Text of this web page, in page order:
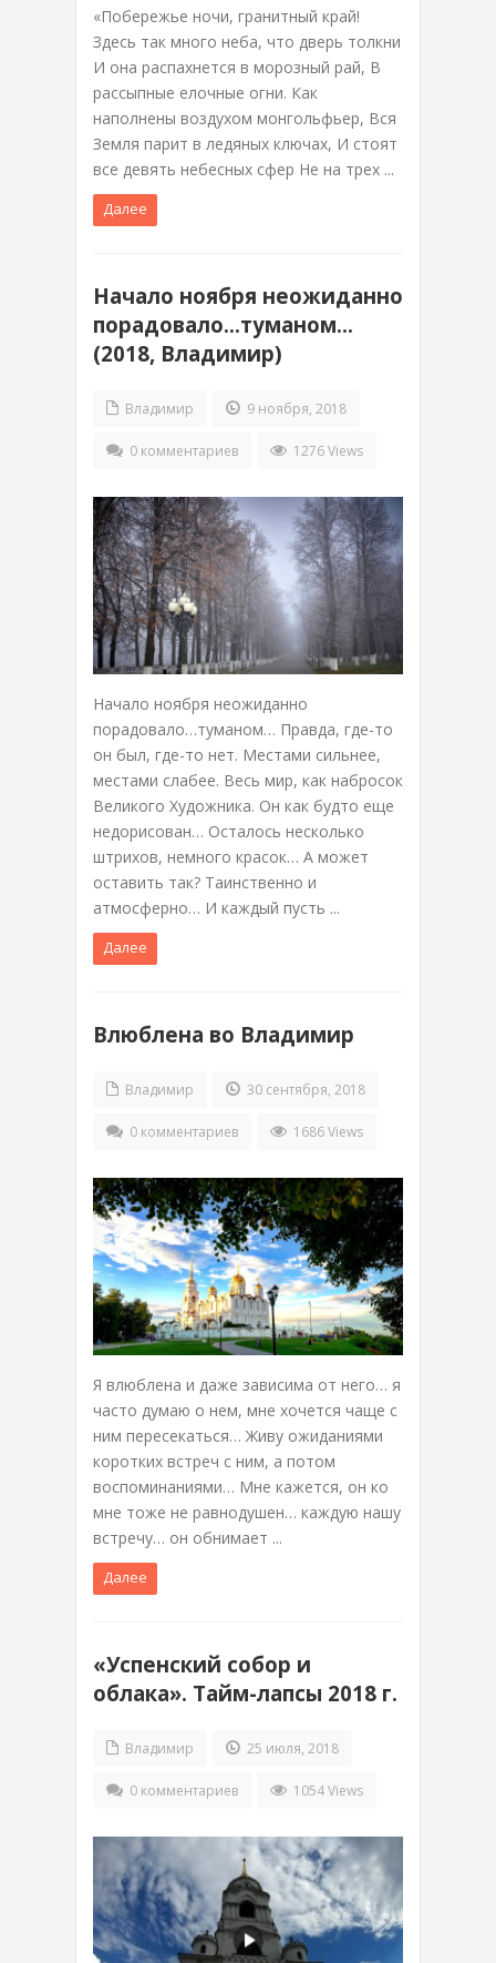
«Побережье ночи, гранитный край!
Здесь так много неба, что дверь толкни
И она распахнется в морозный рай, В
рассыпные елочные огни. Как
наполнены воздухом монгольфьер, Вся
Земля парит в ледяных ключах, И стоят
все девять небесных сфер Не на трех ...
Далее
Начало ноября неожиданно
порадовало…туманом…
(2018, Владимир)
Владимир 9 ноября, 2018
0 комментариев 1276 Views
Начало ноября неожиданно
порадовало…туманом… Правда, где-то
он был, где-то нет. Местами сильнее,
местами слабее. Весь мир, как набросок
Великого Художника. Он как будто еще
недорисован… Осталось несколько
штрихов, немного красок… А может
оставить так? Таинственно и
атмосферно… И каждый пусть ...
Далее
Влюблена во Владимир
Владимир 30 сентября, 2018
0 комментариев 1686 Views
Я влюблена и даже зависима от него… я
часто думаю о нем, мне хочется чаще с
ним пересекаться… Живу ожиданиями
коротких встреч с ним, а потом
воспоминаниями… Мне кажется, он ко
мне тоже не равнодушен… каждую нашу
встречу… он обнимает ...
Далее
«Успенский собор и
облака». Тайм-лапсы 2018 г.
Владимир 25 июля, 2018
0 комментариев 1054 Views